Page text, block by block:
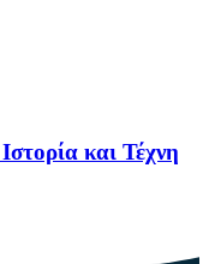
και Τέχνη